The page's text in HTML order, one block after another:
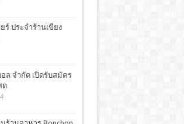
ประจำร้านเขียง
ล จำกัด เปิดรับสมัคร
ด